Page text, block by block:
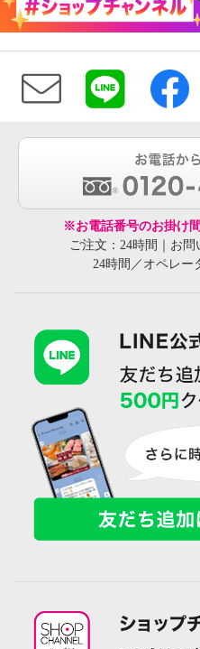
※お電話番号のお掛け
ご注文：24時間｜お
24時間／オペレー